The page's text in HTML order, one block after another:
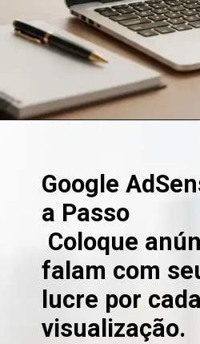
Google
a Passo
Coloque
falam com
lucre por
visualização.